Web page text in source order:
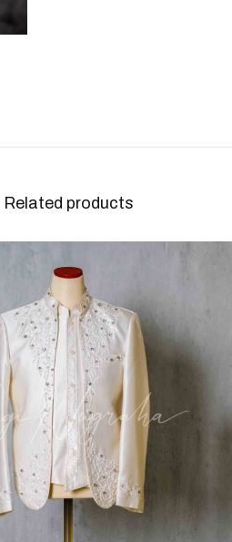
Related products